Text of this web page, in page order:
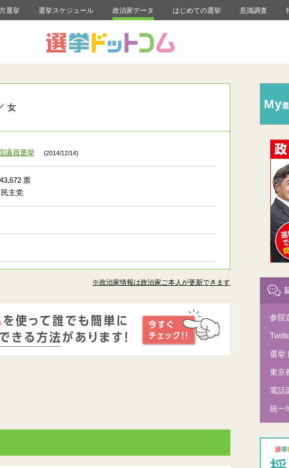
選挙 選挙スケジュール 政治家データ はじめての選挙 意識調査
女
議員選挙 (2014/12/14)
票
主党
※政治家情報は政治家ご本人が更新できます
My
参院
選挙
東京
電話
統一